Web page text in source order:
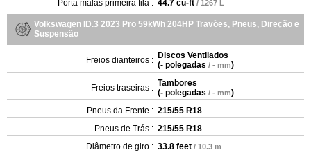
Porta malas primeira fila : 44.7 cu-ft / 1267 L
Volkswagen ID.3 2023 Pro 59kWh 204HP Travões, Pneus, Direção e
Suspensão
Freios dianteiros : Discos Ventilados
(- polegadas / - mm)
Freios traseiras : Tambores
(- polegadas / - mm)
Pneus da Frente : 215/55 R18
Pneus de Trás : 215/55 R18
Diâmetro de giro : 33.8 feet / 10.3 m